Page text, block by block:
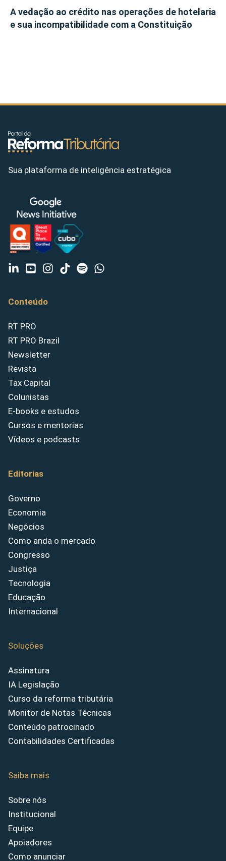
A vedação ao crédito nas operações de hotelaria
e sua incompatibilidade com a Constituição
Sua plataforma de inteligência estratégica
Conteúdo
RT PRO
RT PRO Brazil
Newsletter
Revista
Tax Capital
Colunistas
E-books e estudos
Cursos e mentorias
Vídeos e podcasts
Editorias
Governo
Economia
Negócios
Como anda o mercado
Congresso
Justiça
Tecnologia
Educação
Internacional
Soluções
Assinatura
IA Legislação
Curso da reforma tributária
Monitor de Notas Técnicas
Conteúdo patrocinado
Contabilidades Certificadas
Saiba mais
Sobre nós
Institucional
Equipe
Apoiadores
Como anunciar